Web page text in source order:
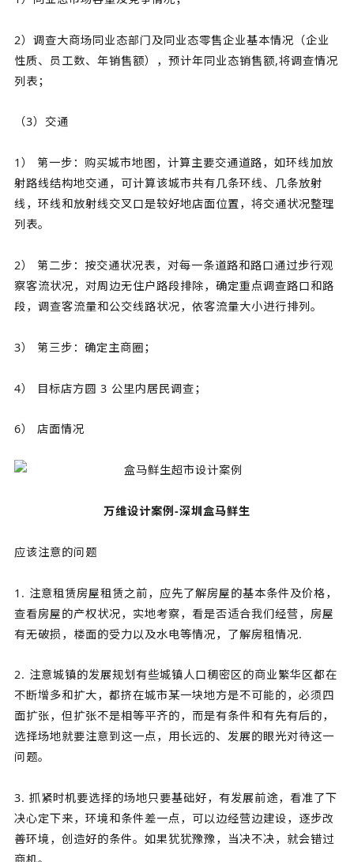
2）调查大商场同业态部门及同业态零售企业基本情况（企业
性质、员工数、年销售额），预计年同业态销售额,将调查情况
列表；
（3）交通
1） 第一步：购买城市地图，计算主要交通道路，如环线加放
射路线结构地交通，可计算该城市共有几条环线、几条放射
线，环线和放射线交叉口是较好地店面位置，将交通状况整理
列表。
2） 第二步：按交通状况表，对每一条道路和路口通过步行观
察客流状况，对周边无住户路段排除，确定重点调查路口和路
段，调查客流量和公交线路状况，依客流量大小进行排列。
3） 第三步：确定主商圈；
4） 目标店方圆 3 公里内居民调查；
6） 店面情况
万维设计案例-深圳盒马鲜生
应该注意的问题
1. 注意租赁房屋租赁之前，应先了解房屋的基本条件及价格，
查看房屋的产权状况，实地考察，看是否适合我们经营，房屋
有无破损，楼面的受力以及水电等情况，了解房租情况.
2. 注意城镇的发展规划有些城镇人口稠密区的商业繁华区都在
不断增多和扩大，都挤在城市某一块地方是不可能的，必须四
面扩张，但扩张不是相等平齐的，而是有条件和有先有后的，
选择场地就要注意到这一点，用长远的、发展的眼光对待这一
问题。
3. 抓紧时机要选择的场地只要基础好，有发展前途，看准了下
决心定下来，环境和条件差一点，可以边经营边建设，逐步改
善环境，创造好的条件。如果犹犹豫豫，当决不决，就会错过